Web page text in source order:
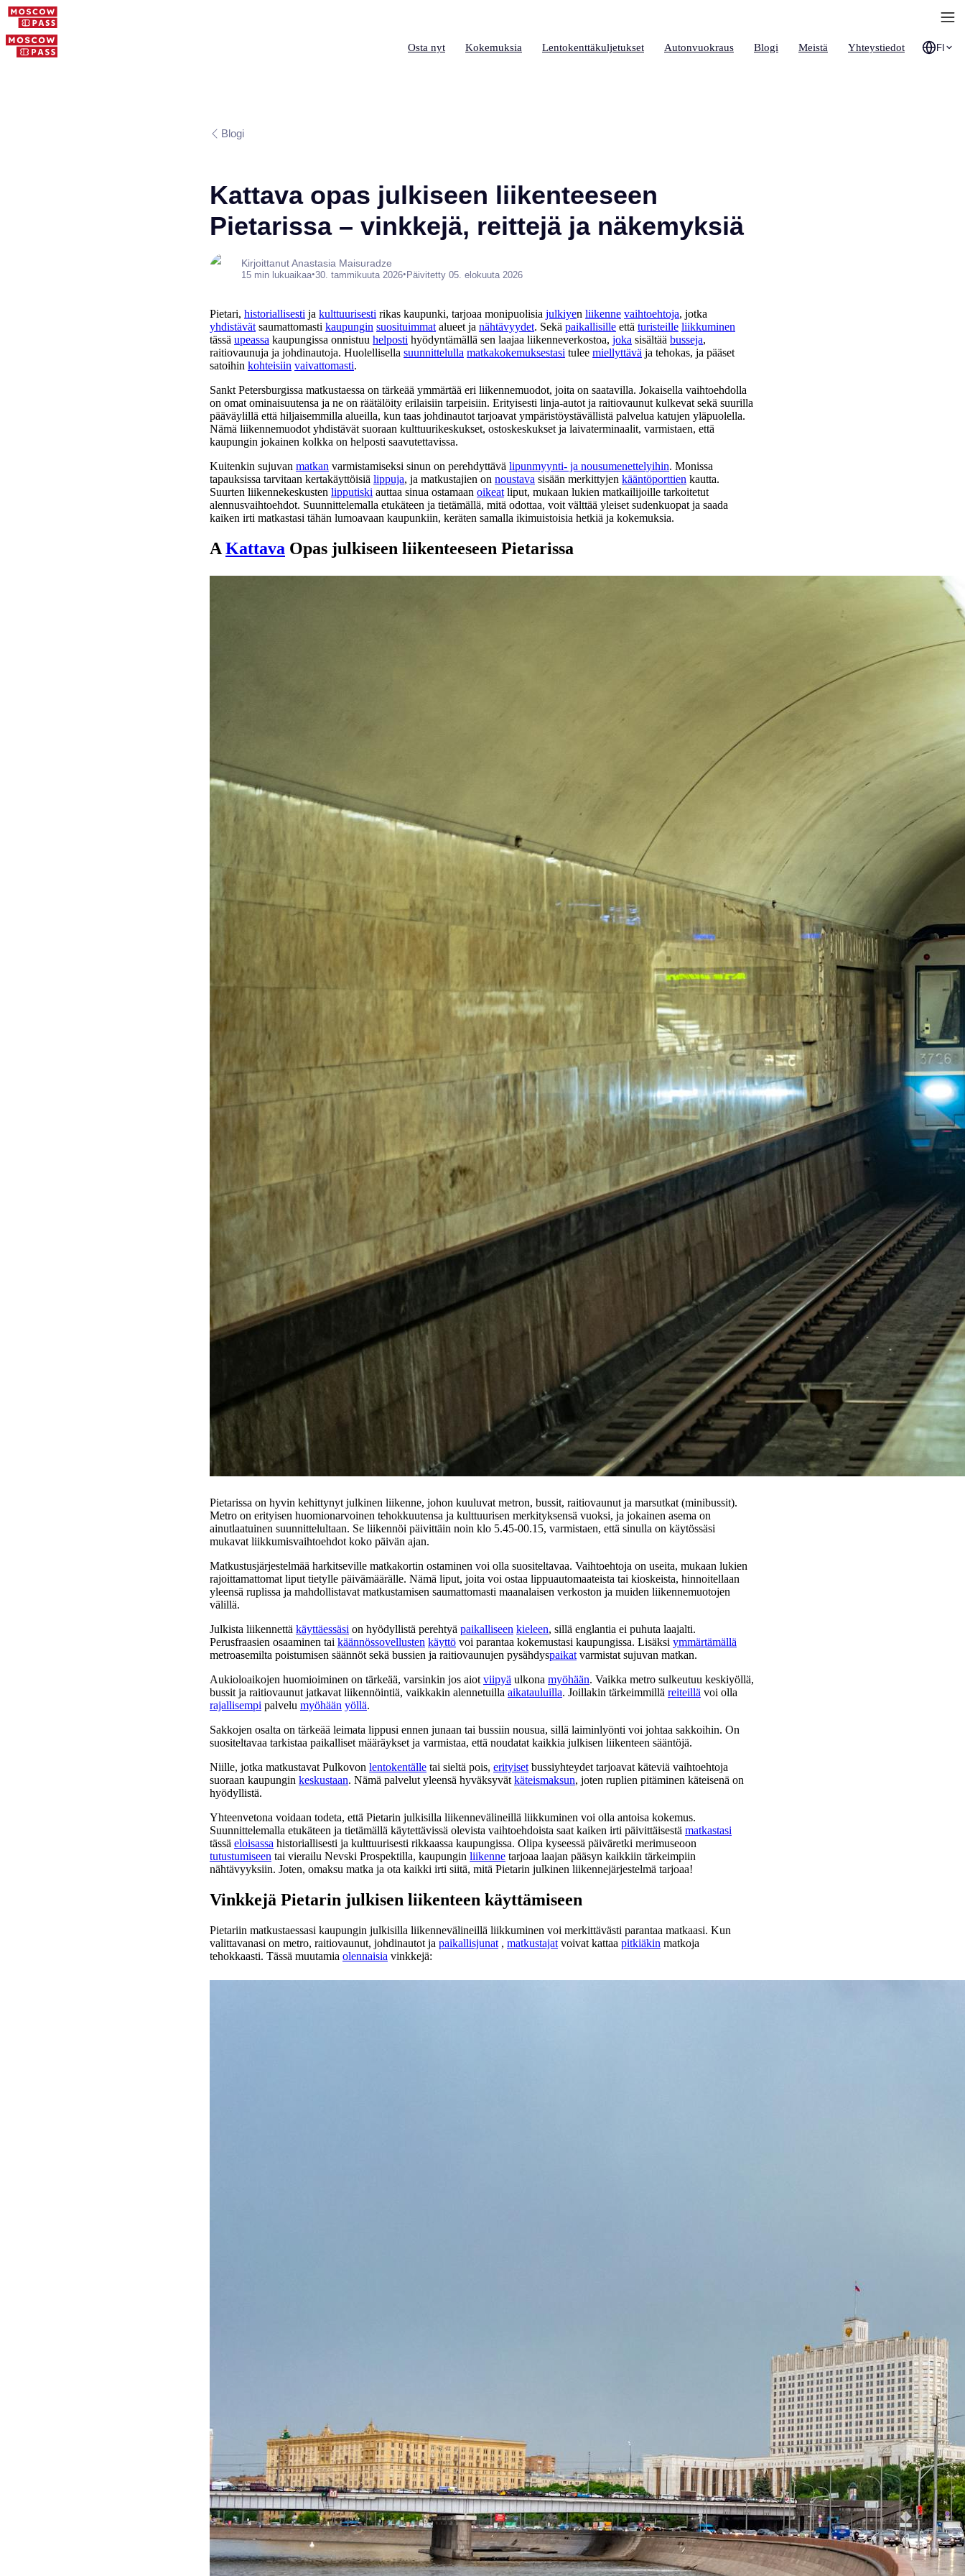
Osta nyt Kokemuksia Lentokenttäkuljetukset Autonvuokraus Blogi Meistä Yhteystiedot FI
Blogi
Kattava opas julkiseen liikenteeseen
Pietarissa – vinkkejä, reittejä ja näkemyksiä
Kirjoittanut Anastasia Maisuradze
15 min lukuaikaa•30. tammikuuta 2026•Päivitetty 05. elokuuta 2026
Pietari, historiallisesti ja kulttuurisesti rikas kaupunki, tarjoaa monipuolisia julkiyen liikenne vaihtoehtoja, jotka
yhdistävät saumattomasti kaupungin suosituimmat alueet ja nähtävyydet. Sekä paikallisille että turisteille liikkuminen
tässä upeassa kaupungissa onnistuu helposti hyödyntämällä sen laajaa liikenneverkostoa, joka sisältää busseja,
raitiovaunuja ja johdinautoja. Huolellisella suunnittelulla matkakokemuksestasi tulee miellyttävä ja tehokas, ja pääset
satoihin kohteisiin vaivattomasti.
Sankt Petersburgissa matkustaessa on tärkeää ymmärtää eri liikennemuodot, joita on saatavilla. Jokaisella vaihtoehdolla
on omat ominaisuutensa ja ne on räätälöity erilaisiin tarpeisiin. Erityisesti linja-autot ja raitiovaunut kulkevat sekä suurilla
pääväylillä että hiljaisemmilla alueilla, kun taas johdinautot tarjoavat ympäristöystävällistä palvelua katujen yläpuolella.
Nämä liikennemuodot yhdistävät suoraan kulttuurikeskukset, ostoskeskukset ja laivaterminaalit, varmistaen, että
kaupungin jokainen kolkka on helposti saavutettavissa.
Kuitenkin sujuvan matkan varmistamiseksi sinun on perehdyttävä lipunmyynti- ja nousumenettelyihin. Monissa
tapauksissa tarvitaan kertakäyttöisiä lippuja, ja matkustajien on noustava sisään merkittyjen kääntöporttien kautta.
Suurten liikennekeskusten lipputiski auttaa sinua ostamaan oikeat liput, mukaan lukien matkailijoille tarkoitetut
alennusvaihtoehdot. Suunnittelemalla etukäteen ja tietämällä, mitä odottaa, voit välttää yleiset sudenkuopat ja saada
kaiken irti matkastasi tähän lumoavaan kaupunkiin, keräten samalla ikimuistoisia hetkiä ja kokemuksia.
A Kattava Opas julkiseen liikenteeseen Pietarissa
Pietarissa on hyvin kehittynyt julkinen liikenne, johon kuuluvat metron, bussit, raitiovaunut ja marsutkat (minibussit).
Metro on erityisen huomionarvoinen tehokkuutensa ja kulttuurisen merkityksensä vuoksi, ja jokainen asema on
ainutlaatuinen suunnittelultaan. Se liikennöi päivittäin noin klo 5.45-00.15, varmistaen, että sinulla on käytössäsi
mukavat liikkumisvaihtoehdot koko päivän ajan.
Matkustusjärjestelmää harkitseville matkakortin ostaminen voi olla suositeltavaa. Vaihtoehtoja on useita, mukaan lukien
rajoittamattomat liput tietylle päivämäärälle. Nämä liput, joita voi ostaa lippuautomaateista tai kioskeista, hinnoitellaan
yleensä ruplissa ja mahdollistavat matkustamisen saumattomasti maanalaisen verkoston ja muiden liikennemuotojen
välillä.
Julkista liikennettä käyttäessäsi on hyödyllistä perehtyä paikalliseen kieleen, sillä englantia ei puhuta laajalti.
Perusfraasien osaaminen tai käännössovellusten käyttö voi parantaa kokemustasi kaupungissa. Lisäksi ymmärtämällä
metroasemilta poistumisen säännöt sekä bussien ja raitiovaunujen pysähdyspaikat varmistat sujuvan matkan.
Aukioloaikojen huomioiminen on tärkeää, varsinkin jos aiot viipyä ulkona myöhään. Vaikka metro sulkeutuu keskiyöllä,
bussit ja raitiovaunut jatkavat liikennöintiä, vaikkakin alennetuilla aikatauluilla. Joillakin tärkeimmillä reiteillä voi olla
rajallisempi palvelu myöhään yöllä.
Sakkojen osalta on tärkeää leimata lippusi ennen junaan tai bussiin nousua, sillä laiminlyönti voi johtaa sakkoihin. On
suositeltavaa tarkistaa paikalliset määräykset ja varmistaa, että noudatat kaikkia julkisen liikenteen sääntöjä.
Niille, jotka matkustavat Pulkovon lentokentälle tai sieltä pois, erityiset bussiyhteydet tarjoavat käteviä vaihtoehtoja
suoraan kaupungin keskustaan. Nämä palvelut yleensä hyväksyvät käteismaksun, joten ruplien pitäminen käteisenä on
hyödyllistä.
Yhteenvetona voidaan todeta, että Pietarin julkisilla liikennevälineillä liikkuminen voi olla antoisa kokemus.
Suunnittelemalla etukäteen ja tietämällä käytettävissä olevista vaihtoehdoista saat kaiken irti päivittäisestä matkastasi
tässä eloisassa historiallisesti ja kulttuurisesti rikkaassa kaupungissa. Olipa kyseessä päiväretki merimuseoon
tutustumiseen tai vierailu Nevski Prospektilla, kaupungin liikenne tarjoaa laajan pääsyn kaikkiin tärkeimpiin
nähtävyyksiin. Joten, omaksu matka ja ota kaikki irti siitä, mitä Pietarin julkinen liikennejärjestelmä tarjoaa!
Vinkkejä Pietarin julkisen liikenteen käyttämiseen
Pietariin matkustaessasi kaupungin julkisilla liikennevälineillä liikkuminen voi merkittävästi parantaa matkaasi. Kun
valittavanasi on metro, raitiovaunut, johdinautot ja paikallisjunat , matkustajat voivat kattaa pitkiäkin matkoja
tehokkaasti. Tässä muutamia olennaisia vinkkejä: